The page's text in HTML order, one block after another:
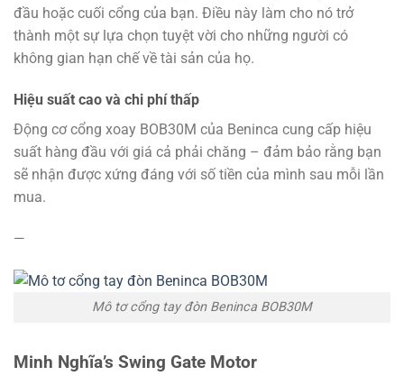
đầu hoặc cuối cổng của bạn. Điều này làm cho nó trở
thành một sự lựa chọn tuyệt vời cho những người có
không gian hạn chế về tài sản của họ.
Hiệu suất cao và chi phí thấp
Động cơ cổng xoay BOB30M của Beninca cung cấp hiệu
suất hàng đầu với giá cả phải chăng – đảm bảo rằng bạn
sẽ nhận được xứng đáng với số tiền của mình sau mỗi lần
mua.
—
Mô tơ cổng tay đòn Beninca BOB30M
Minh Nghĩa’s Swing Gate Motor